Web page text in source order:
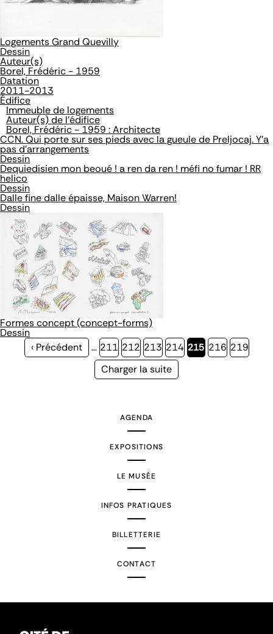
Logements Grand Quevilly
Dessin
Auteur(s)
Borel, Frédéric - 1959
Datation
2011-2013
Édifice
Immeuble de logements
Auteur(s) de l'édifice
Borel, Frédéric - 1959 : Architecte
CCN. Qui porte sur ses pieds avec la gueule de Preljocaj. Y'a
pas d'arrangements
Dessin
Dequiedisien mon beoué ! a ren da ren ! méfi no fumar ! RR
helico
Dessin
Dalle fine dalle épaisse, Maison Warren!
Dessin
Formes concept (concept-forms)
Dessin
Page
‹ Précédent … Page
211 Page
212 Page
213 Page
214 Page
215 Page
216 Page
219
Page
Charger la suite
AGENDA
EXPOSITIONS
LE MUSÉE
INFOS PRATIQUES
BILLETTERIE
CONTACT